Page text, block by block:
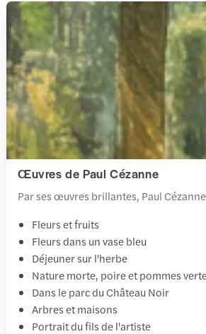
Œuvres de Paul Cézanne
Par ses œuvres brillantes, Paul
Fleurs et fruits
Fleurs dans un vase bleu
Déjeuner sur l'herbe
Nature morte, poire et pommes
Dans le parc du Château Noir
Arbres et maisons
Portrait du fils de l'artiste